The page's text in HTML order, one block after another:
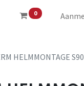
0
HELMMONTAGE